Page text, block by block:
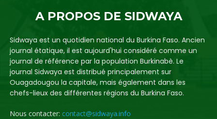
A PROPOS DE SIDWAYA
Sidwaya est un quotidien national du Burkina Faso. Ancien
journal étatique, il est aujourd'hui considéré comme un
journal de référence par la population Burkinabè. Le
journal Sidwaya est distribué principalement sur
Ouagadougou la capitale, mais également dans les
chefs-lieux des différentes régions du Burkina Faso.
Nous contacter: contact@sidwaya.info